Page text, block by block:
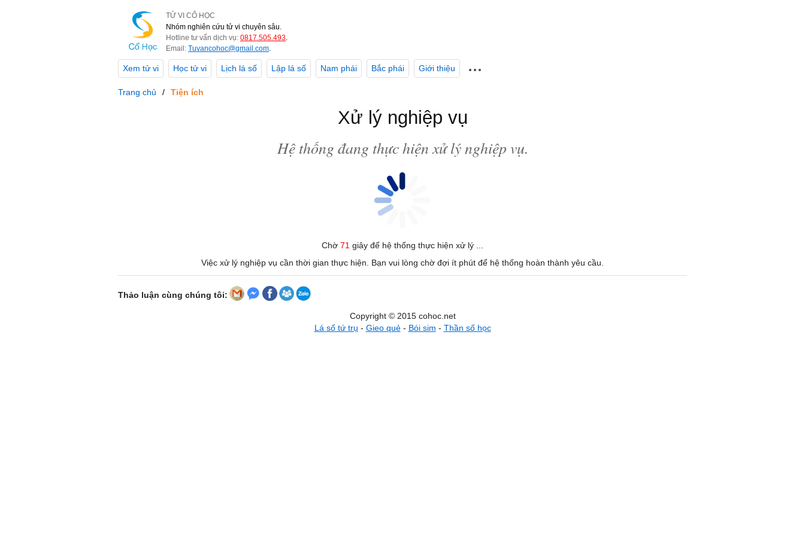
TỬ VI CỔ HỌC
Nhóm nghiên cứu tử vi chuyên sâu.
Hotline tư vấn dịch vụ: 0817.505.493.
Email: Tuvancohoc@gmail.com.
Xem tử vi Học tử vi Lịch lá số Lập lá số Nam phái Bắc phái Giới thiệu
Trang chủ Tiện ích
Xử lý nghiệp vụ
Hệ thống đang thực hiện xử lý nghiệp vụ.
Chờ 71 giây để hệ thống thực hiện xử lý ...
Việc xử lý nghiệp vụ cần thời gian thực hiện. Bạn vui lòng chờ đợi ít phút để hệ thống hoàn thành yêu cầu.
Thảo luận cùng chúng tôi:
Copyright © 2015 cohoc.net
Lá số tứ trụ - Gieo quẻ- Bói sim - Thần số học